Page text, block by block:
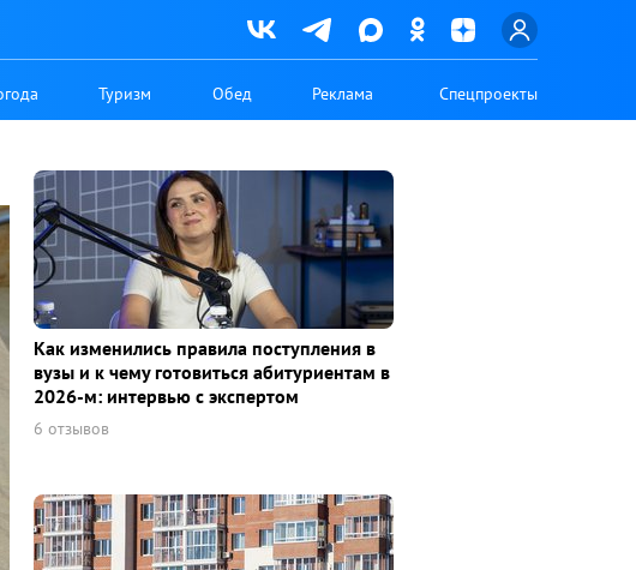
Туризм Обед Реклама Спецпроекты
Как изменились правила поступления в
вузы и к чему готовиться абитуриентам в
2026-м: интервью с экспертом
6 отзывов